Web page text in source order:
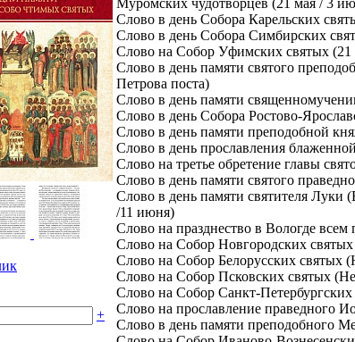
+
Слово в день Собора Карельских
Слово в день Собора Симбирских
Слово на Собор Уфимских святых
Слово в день памяти святого
Петрова поста)
Слово в день памяти
Слово в день Собора Ростово-
Слово в день памяти преподобной
Слово в день прославления
Слово на третье обретение главы
Слово в день памяти святого
Слово в день памяти святителя Луки
/11 июня)
Слово на празднество в Вологде
Слово на Собор Новгородских
Слово на Собор Белорусских святых
Слово на Собор Псковских святых
Слово на Собор Санкт-
Слово на прославление праведного
Слово в день памяти преподобного